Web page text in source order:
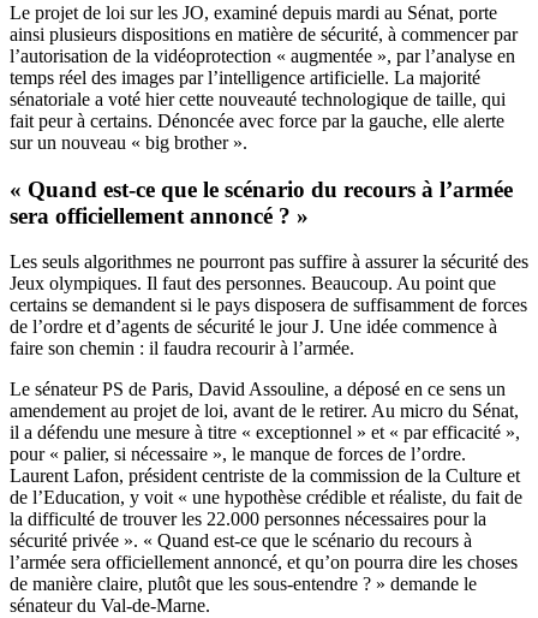
Le projet de loi sur les JO, examiné depuis mardi au Sénat, porte
ainsi plusieurs dispositions en matière de sécurité, à commencer par
l’autorisation de la vidéoprotection « augmentée », par l’analyse en
temps réel des images par l’intelligence artificielle. La majorité
sénatoriale a voté hier cette nouveauté technologique de taille, qui
fait peur à certains. Dénoncée avec force par la gauche, elle alerte
sur un nouveau « big brother ».
« Quand est-ce que le scénario du recours à l’armée
sera officiellement annoncé ? »
Les seuls algorithmes ne pourront pas suffire à assurer la sécurité des
Jeux olympiques. Il faut des personnes. Beaucoup. Au point que
certains se demandent si le pays disposera de suffisamment de forces
de l’ordre et d’agents de sécurité le jour J. Une idée commence à
faire son chemin : il faudra recourir à l’armée.
Le sénateur PS de Paris, David Assouline, a déposé en ce sens un
amendement au projet de loi, avant de le retirer. Au micro du Sénat,
il a défendu une mesure à titre « exceptionnel » et « par efficacité »,
pour « palier, si nécessaire », le manque de forces de l’ordre.
Laurent Lafon, président centriste de la commission de la Culture et
de l’Education, y voit « une hypothèse crédible et réaliste, du fait de
la difficulté de trouver les 22.000 personnes nécessaires pour la
sécurité privée ». « Quand est-ce que le scénario du recours à
l’armée sera officiellement annoncé, et qu’on pourra dire les choses
de manière claire, plutôt que les sous-entendre ? » demande le
sénateur du Val-de-Marne.